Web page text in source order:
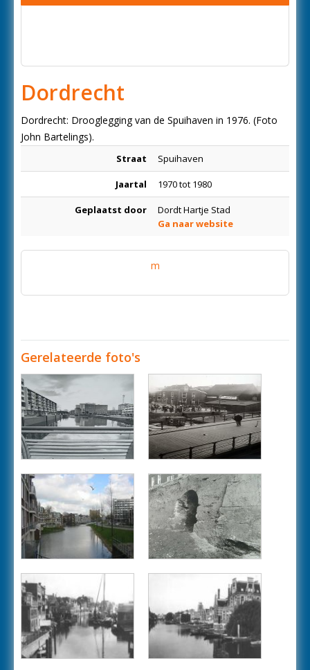
Dordrecht
Dordrecht: Drooglegging van de Spuihaven in 1976. (Foto
John Bartelings).
Straat Spuihaven
Jaartal 1970 tot 1980
Geplaatst door
Dordt Hartje Stad
Ga naar website
m
Gerelateerde foto's